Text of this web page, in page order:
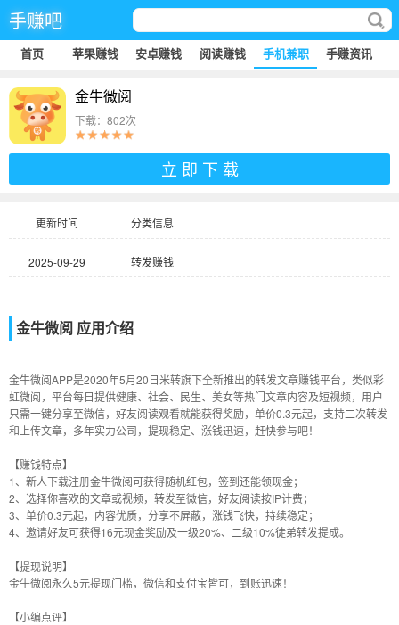
手赚吧
首页 苹果赚钱 安卓赚钱 阅读赚钱 手机兼职 手赚资讯
金牛微阅
下载：802次
立 即 下 载
更新时间 分类信息
2025-09-29 转发赚钱
金牛微阅 应用介绍
金牛微阅APP是2020年5月20日米转旗下全新推出的转发文章赚钱平台，类似彩
虹微阅，平台每日提供健康、社会、民生、美女等热门文章内容及短视频，用户
只需一键分享至微信，好友阅读观看就能获得奖励，单价0.3元起，支持二次转发
和上传文章，多年实力公司，提现稳定、涨钱迅速，赶快参与吧！
【赚钱特点】
1、新人下载注册金牛微阅可获得随机红包，签到还能领现金；
2、选择你喜欢的文章或视频，转发至微信，好友阅读按IP计费；
3、单价0.3元起，内容优质，分享不屏蔽，涨钱飞快，持续稳定；
4、邀请好友可获得16元现金奖励及一级20%、二级10%徒弟转发提成。
【提现说明】
金牛微阅永久5元提现门槛，微信和支付宝皆可，到账迅速！
【小编点评】